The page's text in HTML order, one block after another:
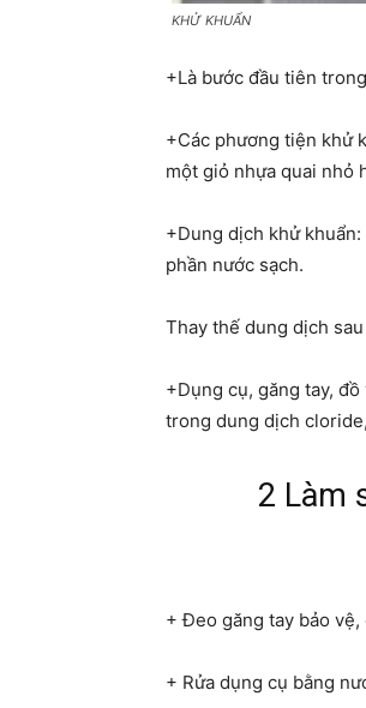
KHỬ KHUẨN
+Là bước đầu tiên
+Các phương tiện khử
một giỏ nhựa quai nhỏ
+Dung dịch khử
phần nước sạch.
Thay thế dung dịch
+Dụng cụ, găng tay,
trong dung dịch
2 Làm
+ Đeo găng tay bảo
+ Rửa dụng cụ bằng